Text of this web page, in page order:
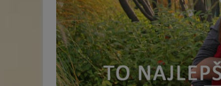
mesiace a deti sa v jeho priebehu rozvíjajú úplne inak ako deti,
ktorým nie je venovaná toľká pozornosť. Sú to cvičenia
iba spoločne s matkou dieťaťa, no na druhej strene pod
odborným dohľadom. Pre dieťa ide o nový rozmer hry,
už od narodenia správne formuje.